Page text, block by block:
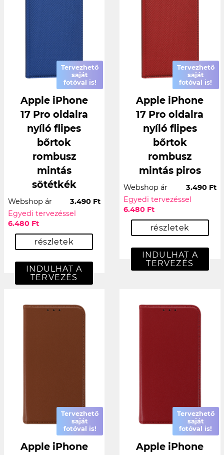
Tervezhető
saját
fotóval is!
Apple iPhone
17 Pro oldalra
nyíló flipes
bőrtok
rombusz
mintás
sötétkék
Webshop ár
3.490 Ft
Egyedi tervezéssel
6.480 Ft
részletek
INDULHAT A
TERVEZÉS
Tervezhető
saját
fotóval is!
Apple iPhone
17 Pro oldalra
nyíló flipes
bőrtok
rombusz
mintás piros
Webshop ár
3.490 Ft
Egyedi tervezéssel
6.480 Ft
részletek
INDULHAT A
TERVEZÉS
Tervezhető
saját
fotóval is!
Apple iPhone
Tervezhető
saját
fotóval is!
Apple iPhone